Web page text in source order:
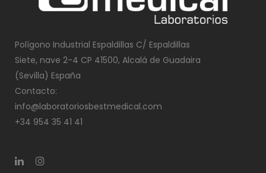
Polígono Industrial Espaldillas C/ Espaldillas
Siete, nave 2-4 CP 41500, Alcalá de Guadaira
(Sevilla) España
Contacto:
info@laboratoriosbestmedical.com
+34 954 35 41 41